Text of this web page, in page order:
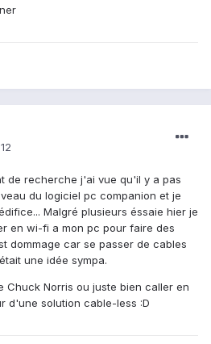
de recherche j'ai vue qu'il y a pas
du logiciel pc companion et je
Malgré plusieurs éssaie hier je
en wi-fi a mon pc pour faire des
dommage car se passer de cables
une idée sympa.
Chuck Norris ou juste bien caller en
d'une solution cable-less :D